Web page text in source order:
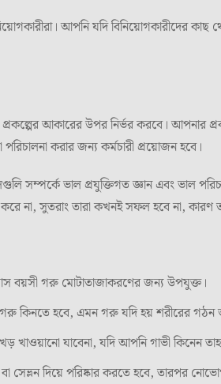
আপনি যদি বিনিয়োগকারীদের
আকারের উপর নির্ভর করবে।
করার জন্য কর্মচারী প্রয়োজন হবে।
সম্পর্কে ভাল প্রযুক্তিগত জ্ঞান এবং ভাল
না, সুতরাং তারা কখনই সফল হবে না, কারণ
বয়সী গরু মোটাতাজাকরণের জন্য উপযুক্ত।
কিনতে হবে, এমন গরু যদি হয় শরীরের গঠন
খাওয়ানো যাবেনা, যদি আপনি গাভী কিনেন
দিয়ে পরিষ্কার করতে হবে, তারপর